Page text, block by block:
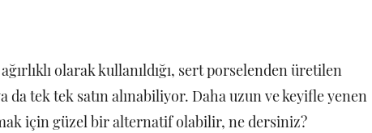
olarak kullanıldığı, sert porselenden üretilen
da tek tek satın alınabiliyor. Daha uzun ve keyifle yenen
için güzel bir alternatif olabilir, ne dersiniz?